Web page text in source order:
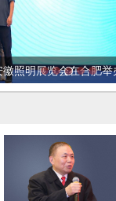
照明展览会在合肥举